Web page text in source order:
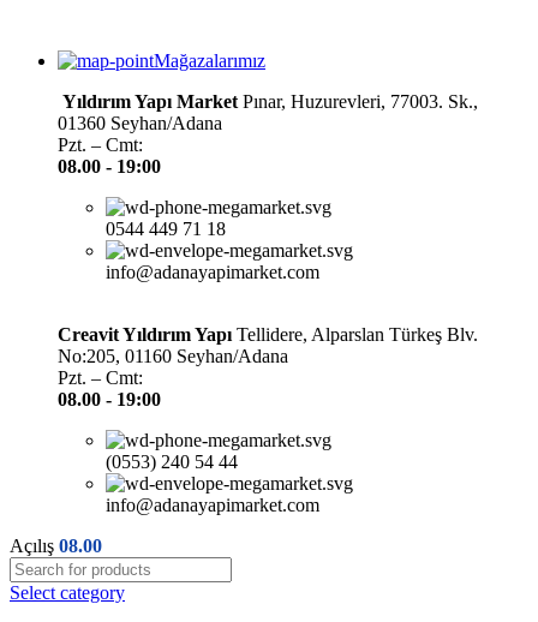
Mağazalarımız
Yıldırım Yapı Market Pınar, Huzurevleri, 77003. Sk.,
01360 Seyhan/Adana
Pzt. – Cmt:
08.00 - 19:00
0544 449 71 18
info@adanayapimarket.com
Creavit Yıldırım Yapı Tellidere, Alparslan Türkeş Blv.
No:205, 01160 Seyhan/Adana
Pzt. – Cmt:
08.00 - 19:00
(0553) 240 54 44
info@adanayapimarket.com
Açılış 08.00
Select category